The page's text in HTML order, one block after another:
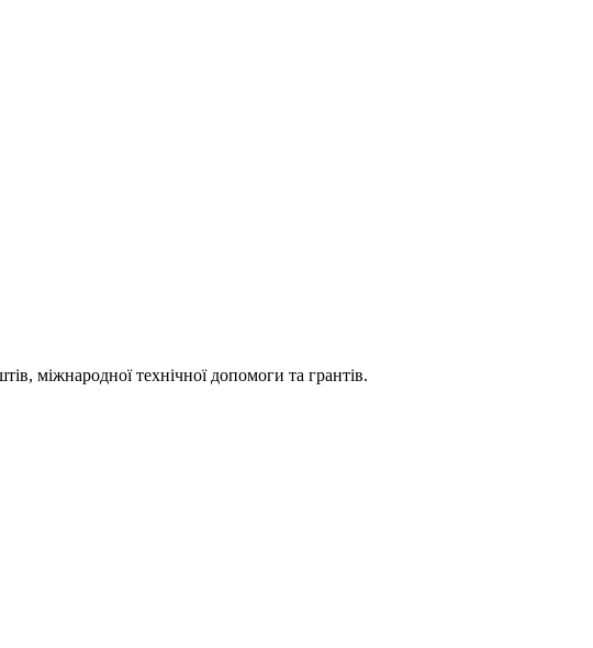
міжнародної технічної допомоги та грантів.